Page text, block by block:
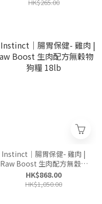
HK$265.00
Instinct｜腸胃保健- 雞肉 |
Raw Boost 生肉配方無穀物
狗糧 18lb
HK$868.00
HK$1,050.00